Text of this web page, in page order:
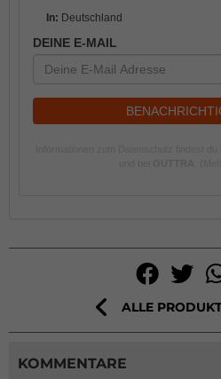
In: Deutschland
DEINE E-MAIL
ALLE
KOMMENTARE